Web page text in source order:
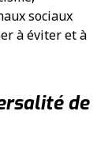
sociaux
à éviter et à
de